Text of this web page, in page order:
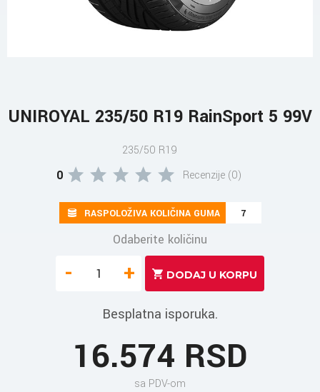
UNIROYAL 235/50 R19 RainSport 5 99V
235/50 R19
0 Recenzije (0)
RASPOLOŽIVA KOLIČINA GUMA 7
Odaberite količinu
- +
Besplatna isporuka.
16.574 RSD
sa PDV-om